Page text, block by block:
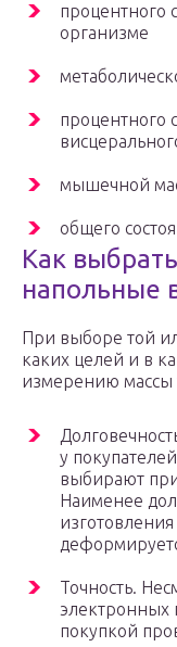
процентного
организме
процентного
мышечной
общего
Как
напольные
При выборе той
каких целей и в
измерению массы
у
выбирают
Наименее
изготовления
Точность.
электронных
покупкой